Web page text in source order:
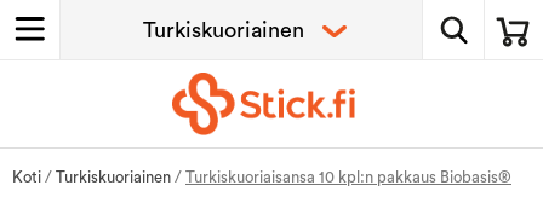
Koti / Turkiskuoriainen / Turkiskuoriaisansa 10 kpl:n pakkaus Biobasis®